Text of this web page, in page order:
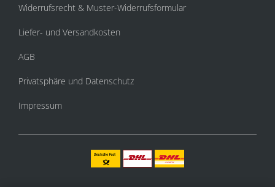
Widerrufsrecht & Muster-Widerrufsformular
Liefer- und Versandkosten
AGB
Privatsphäre und Datenschutz
Impressum